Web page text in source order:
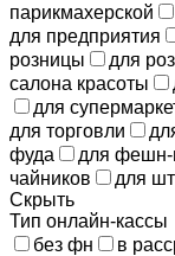
парикмахерской
для предприятия
розницы
для
салона красоты
для
для торговли
фуда
для фешн-
чайников
для
Скрыть
Тип онлайн-кассы
без фн
в